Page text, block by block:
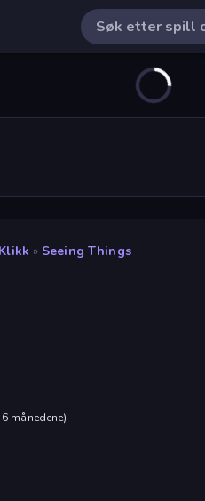
» Seeing Things
månedene)